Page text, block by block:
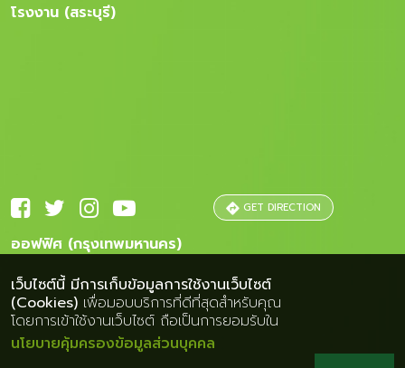
โรงงาน (สระบุรี)
GET DIRECTION
ออฟฟิศ (กรุงเทพมหานคร)
เว็บไซต์นี้ มีการเก็บข้อมูลการใช้งานเว็บไซต์
(Cookies) เพื่อมอบบริการที่ดีที่สุดสำหรับคุณ
โดยการเข้าใช้งานเว็บไซต์ ถือเป็นการยอมรับใน
นโยบายคุ้มครองข้อมูลส่วนบุคคล